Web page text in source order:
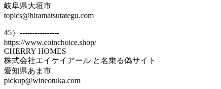
岐阜県大垣市
topics@hiramatsutategu.com
45）----------------
https://www.coinchoice.shop/
CHERRY HOMES
株式会社エイケイアール と名乗る偽サイト
愛知県あま市
pickup@wineotuka.com